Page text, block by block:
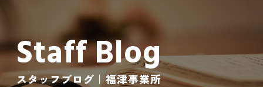
活動内容
ご利用までの流れ
Staff Blog
スタッフブログ｜福津事業所